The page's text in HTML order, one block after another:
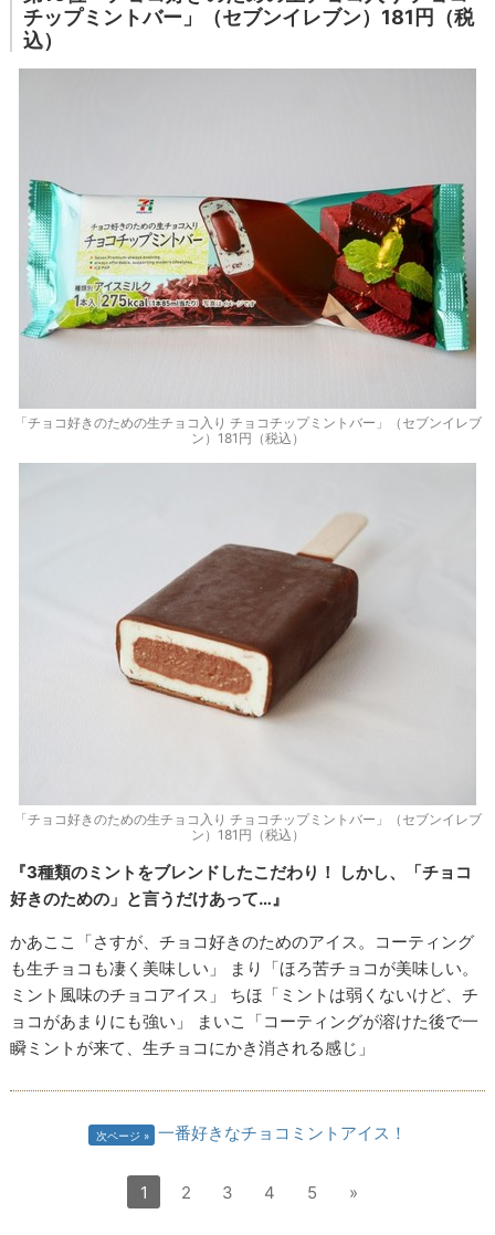
チップミントバー」（セブンイレブン）181円（税
込）
「チョコ好きのための生チョコ入り チョコチップミントバー」（セブンイレブ
ン）181円（税込）
「チョコ好きのための生チョコ入り チョコチップミントバー」（セブンイレブ
ン）181円（税込）
『3種類のミントをブレンドしたこだわり！ しかし、「チョコ
好きのための」と言うだけあって…』
かあここ「さすが、チョコ好きのためのアイス。コーティング
も生チョコも凄く美味しい」 まり「ほろ苦チョコが美味しい。
ミント風味のチョコアイス」 ちほ「ミントは弱くないけど、チ
ョコがあまりにも強い」 まいこ「コーティングが溶けた後で一
瞬ミントが来て、生チョコにかき消される感じ」
次ページ 一番好きなチョコミントアイス！
1 2 3 4 5 »